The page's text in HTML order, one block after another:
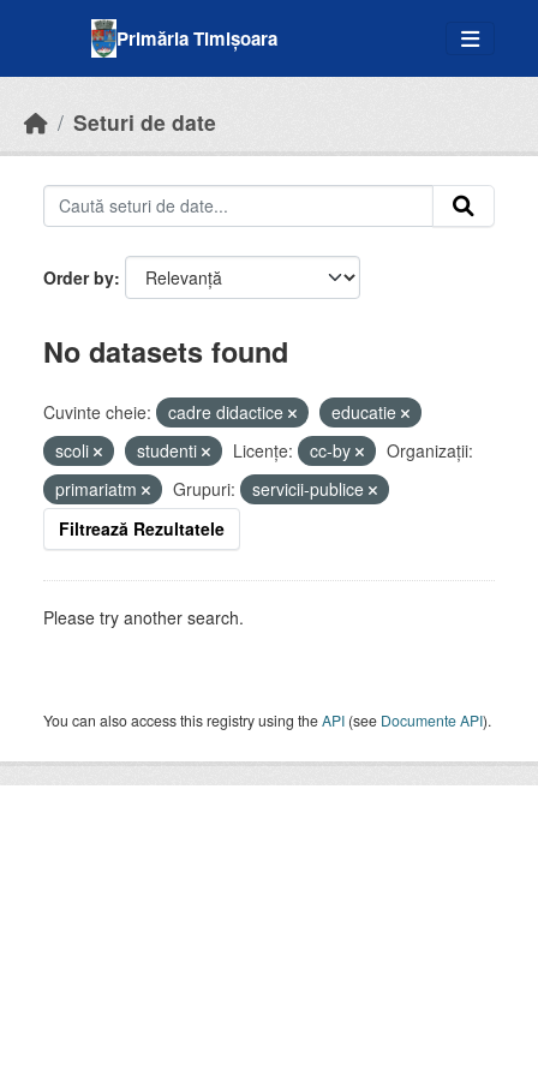
Primăria Timișoara
Seturi de date
Order by
No datasets found
Cuvinte cheie: cadre didactice
educatie
scoli
studenti Licenţe: cc-by
Organizații:
primariatm
Grupuri:
servicii-publice
Filtrează Rezultatele
Please try another search.
You can also access this registry using theAPI (see Documente API).